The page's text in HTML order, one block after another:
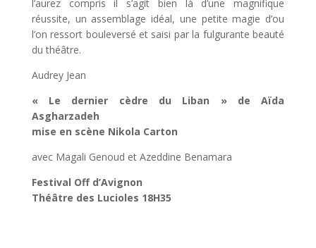
l’aurez compris il s’agit bien là d’une magnifique
réussite, un assemblage idéal, une petite magie d’ou
l’on ressort bouleversé et saisi par la fulgurante beauté
du théâtre.
Audrey Jean
« Le dernier cèdre du Liban » de Aïda
Asgharzadeh
mise en scène Nikola Carton
avec Magali Genoud et Azeddine Benamara
Festival Off d’Avignon
Théâtre des Lucioles 18H35